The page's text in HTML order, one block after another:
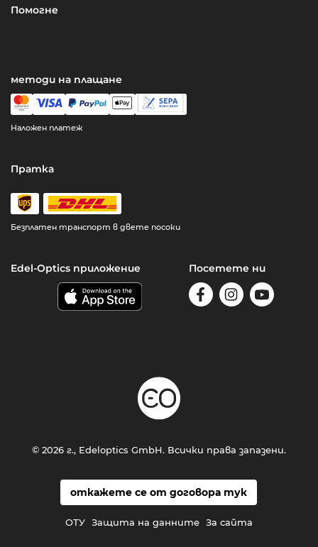
Помогне
методи на плащане
Наложен платеж
Пратка
Безплатен транспорт в двете посоки
Edel-Optics приложение Посетете ни
откажете се от договора тук
ОТУ Защита на данните За сайта
© 2026 г., Edeloptics GmbH. Всички права запазени.